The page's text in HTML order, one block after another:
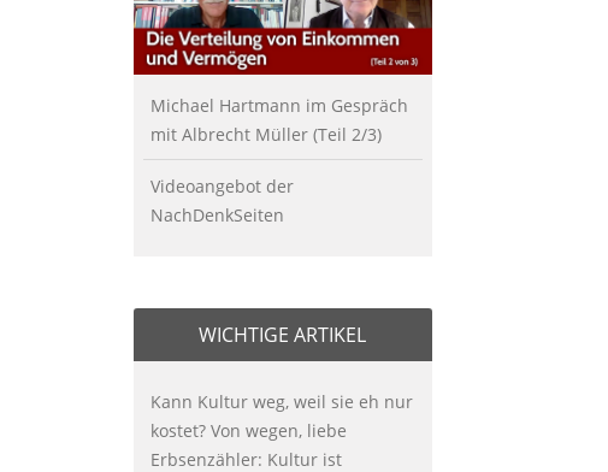
Michael Hartmann im Gespräch
mit Albrecht Müller (Teil 2/3)
Videoangebot der
NachDenkSeiten
WICHTIGE ARTIKEL
Kann Kultur weg, weil sie eh nur
kostet? Von wegen, liebe
Erbsenzähler: Kultur ist